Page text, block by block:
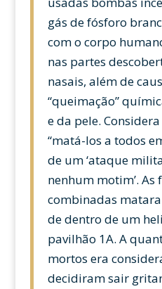
gás de fósforo
com o corpo
nas partes
nasais, além de
“queimação”
e da pele.
“matá-los a todos
de um ‘ataque
nenhum motim’. As
combinadas
de dentro de um
pavilhão 1A. A
mortos era
decidiram sair